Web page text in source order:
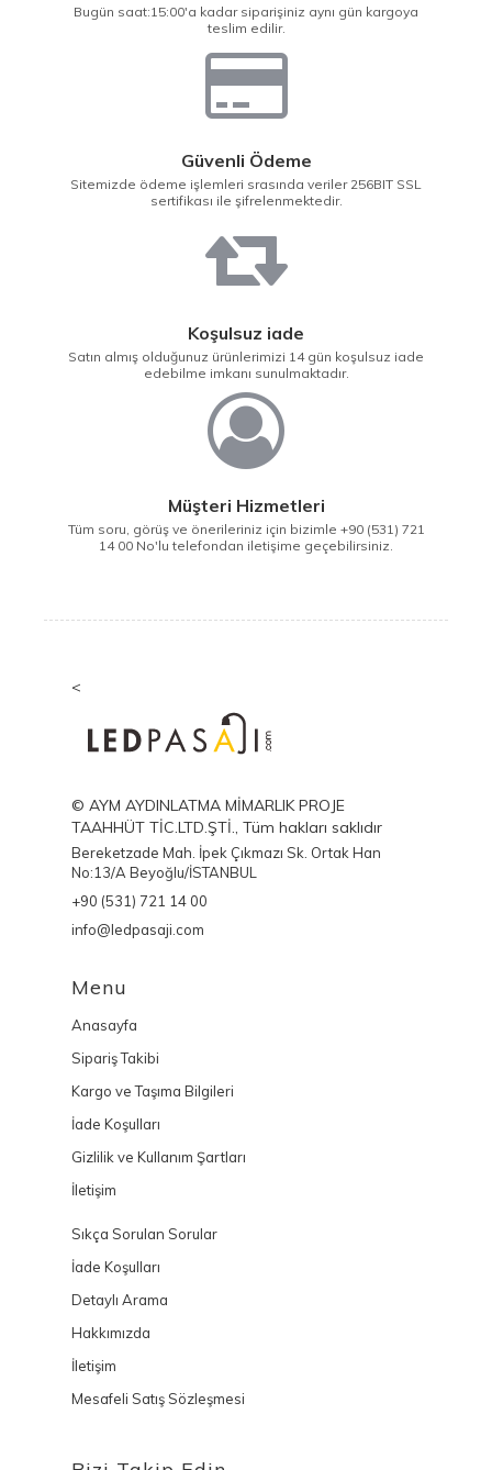
Bugün saat:15:00'a kadar siparişiniz aynı gün kargoya
teslim edilir.
Güvenli Ödeme
Sitemizde ödeme işlemleri srasında veriler 256BIT SSL
sertifikası ile şifrelenmektedir.
Koşulsuz iade
Satın almış olduğunuz ürünlerimizi 14 gün koşulsuz iade
edebilme imkanı sunulmaktadır.
Müşteri Hizmetleri
Tüm soru, görüş ve önerileriniz için bizimle +90 (531) 721
14 00 No'lu telefondan iletişime geçebilirsiniz.
<
© AYM AYDINLATMA MİMARLIK PROJE
TAAHHÜT TİC.LTD.ŞTİ., Tüm hakları saklıdır
Bereketzade Mah. İpek Çıkmazı Sk. Ortak Han
No:13/A Beyoğlu/İSTANBUL
+90 (531) 721 14 00
info@ledpasaji.com
Menu
Anasayfa
Sipariş Takibi
Kargo ve Taşıma Bilgileri
İade Koşulları
Gizlilik ve Kullanım Şartları
İletişim
Sıkça Sorulan Sorular
İade Koşulları
Detaylı Arama
Hakkımızda
İletişim
Mesafeli Satış Sözleşmesi